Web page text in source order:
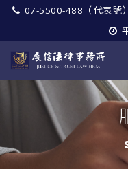
07-5500-488（代表號）